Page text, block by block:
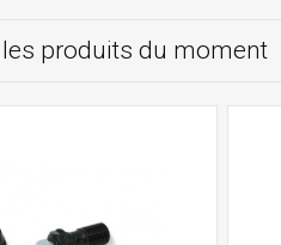
les produits du moment